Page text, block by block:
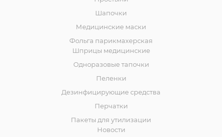
Шапочки
Медицинские маски
Фольга парикмахерская
Шприцы медицинские
Одноразовые тапочки
Пеленки
Дезинфицирующие средства
Перчатки
Пакеты для утилизации
Новости